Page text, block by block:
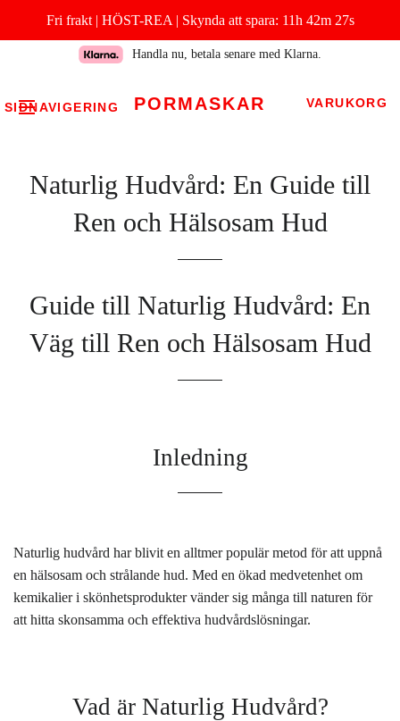
Fri frakt | HÖST-REA | Skynda att spara: 11h 42m 27s
Handla nu, betala senare med Klarna.
SIDNAVIGERING PORMASKAR VARUKORG
Naturlig Hudvård: En Guide till
Ren och Hälsosam Hud
Guide till Naturlig Hudvård: En
Väg till Ren och Hälsosam Hud
Inledning
Naturlig hudvård har blivit en alltmer populär metod för att uppnå
en hälsosam och strålande hud. Med en ökad medvetenhet om
kemikalier i skönhetsprodukter vänder sig många till naturen för
att hitta skonsamma och effektiva hudvårdslösningar.
Vad är Naturlig Hudvård?